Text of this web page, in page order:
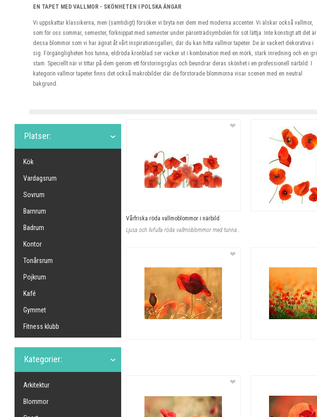
EN TAPET MED VALLMOR - SKÖNHETEN I POLSKA ÄNGAR
Vi uppskattar klassikerna, men (samtidigt) försöker vi bryta ner dem med moderna accenter. Vi älskar också vallmor,
som för oss sommar, semester, förknippat med semester under päronträdsymbolen för söt lättja. Inte konstigt att det är
dessa blommor som vi har ägnat åt vårt inspirationsgalleri, där du kan hitta vallmor tapeter. De är vackert dekorativa i
sig. Förgängligheten hos tunna, eldröda kronblad ser vacker ut i kombination med en mörk, stark inredning och en
stam. Speciellt när vi tittar på dem genom ett förstoringsglas och beundrar deras skönhet i en professionell närbild. I
kategorin vallmor tapeter finns det också makrobilder där de förstorade blommorna visar scenen med en neutral
bakgrund.
Platser:
Kök
Vardagsrum
Sovrum
Barnrum
Badrum
Kontor
Tonårsrum
Pojkrum
Kafé
Gymmet
Fitness klubb
Kategorier:
Arkitektur
Blommor
❤
Vårfriska röda vallmoblommor i närbild
Ljusa och livfulla röda vallmoblommor med tunna stjälkar framhävs tydligt på en
❤
❤